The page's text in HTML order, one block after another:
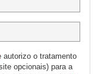
o tratamento
opcionais) para a